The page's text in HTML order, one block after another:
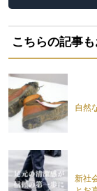
こちらの記事
自然
新社